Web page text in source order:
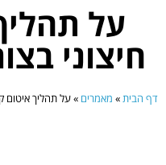
על
חיצוני
דף הבית » מאמרים »על תהליך איטום